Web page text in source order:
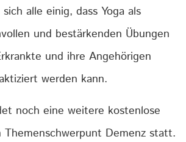
alle einig, dass Yoga als
und bestärkenden Übungen
und ihre Angehörigen
werden kann.
noch eine weitere kostenlose
Themenschwerpunt Demenz statt.